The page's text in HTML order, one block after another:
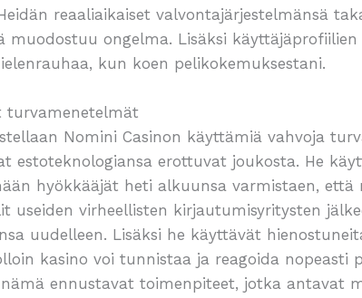
reaaliaikaiset valvontajärjestelmänsä
muodostuu ongelma. Lisäksi
kun koen pelikokemuksestani.
turvamenetelmät
Nomini Casinon käyttämiä vahvoja
estoteknologiansa erottuvat joukosta. He
hyökkääjät heti alkuunsa varmistaen,
useiden virheellisten kirjautumisyritysten
uudelleen. Lisäksi he käyttävät
kasino voi tunnistaa ja reagoida
ennustavat toimenpiteet, jotka antavat